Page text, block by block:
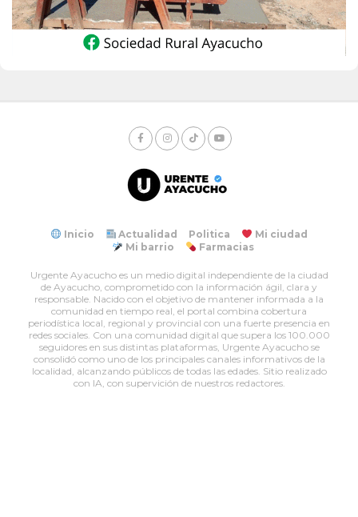
Inicio Actualidad Politica
Mi ciudad
Mi barrio
Farmacias
Urgente Ayacucho es un medio digital independiente de la ciudad
de Ayacucho, comprometido con la información ágil, clara y
responsable. Nacido con el objetivo de mantener informada a la
comunidad en tiempo real, el portal combina cobertura
periodística local, regional y provincial con una fuerte presencia en
redes sociales. Con una comunidad digital que supera los 100.000
seguidores en sus distintas plataformas, Urgente Ayacucho se
consolidó como uno de los principales canales informativos de la
localidad, alcanzando públicos de todas las edades. Sitio realizado
con IA, con supervición de nuestros redactores.